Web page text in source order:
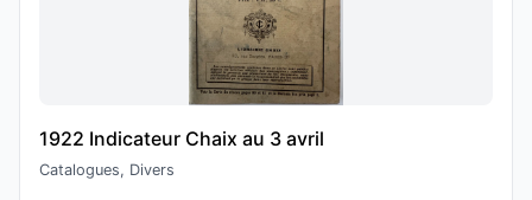
1922 Indicateur Chaix au 3 avril
Catalogues, Divers